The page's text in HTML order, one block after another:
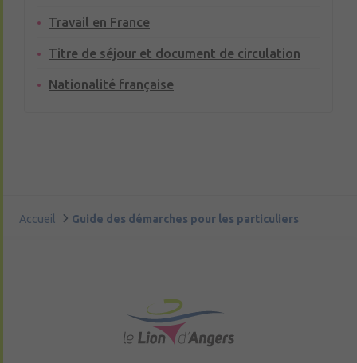
Travail en France
Titre de séjour et document de circulation
Nationalité française
Accueil Guide des démarches pour les particuliers